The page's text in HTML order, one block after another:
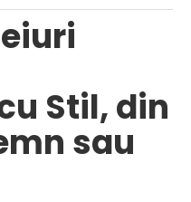
Stil, din
sau